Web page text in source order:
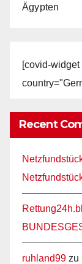
Ägypten
[covid-
Recent
ruhland99 zu